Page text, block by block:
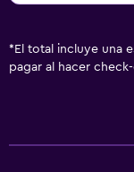
* El total incluye una
pagar al hacer